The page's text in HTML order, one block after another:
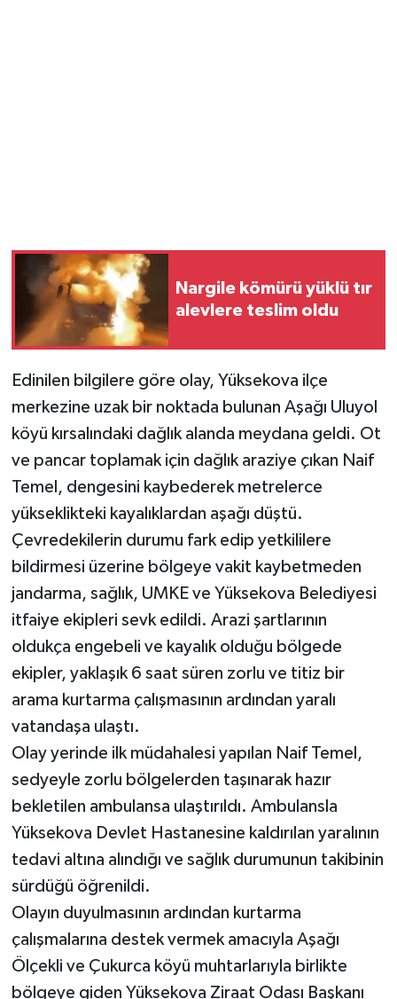
Nargile kömürü yüklü tır
alevlere teslim oldu
Edinilen bilgilere göre olay, Yüksekova ilçe
merkezine uzak bir noktada bulunan Aşağı Uluyol
köyü kırsalındaki dağlık alanda meydana geldi. Ot
ve pancar toplamak için dağlık araziye çıkan Naif
Temel, dengesini kaybederek metrelerce
yükseklikteki kayalıklardan aşağı düştü.
Çevredekilerin durumu fark edip yetkililere
bildirmesi üzerine bölgeye vakit kaybetmeden
jandarma, sağlık, UMKE ve Yüksekova Belediyesi
itfaiye ekipleri sevk edildi. Arazi şartlarının
oldukça engebeli ve kayalık olduğu bölgede
ekipler, yaklaşık 6 saat süren zorlu ve titiz bir
arama kurtarma çalışmasının ardından yaralı
vatandaşa ulaştı.
Olay yerinde ilk müdahalesi yapılan Naif Temel,
sedyeyle zorlu bölgelerden taşınarak hazır
bekletilen ambulansa ulaştırıldı. Ambulansla
Yüksekova Devlet Hastanesine kaldırılan yaralının
tedavi altına alındığı ve sağlık durumunun takibinin
sürdüğü öğrenildi.
Olayın duyulmasının ardından kurtarma
çalışmalarına destek vermek amacıyla Aşağı
Ölçekli ve Çukurca köyü muhtarlarıyla birlikte
bölgeye giden Yüksekova Ziraat Odası Başkanı